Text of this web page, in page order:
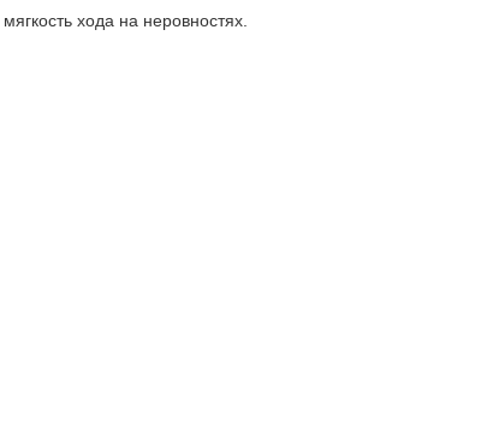
хода на неровностях.